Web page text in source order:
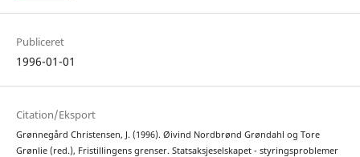
Publiceret
1996-01-01
Citation/Eksport
Grønnegård Christensen, J. (1996). Øivind Nordbrønd Grøndahl og Tore
Grønlie (red.), Fristillingens grenser. Statsaksjeselskapet - styringsproblemer